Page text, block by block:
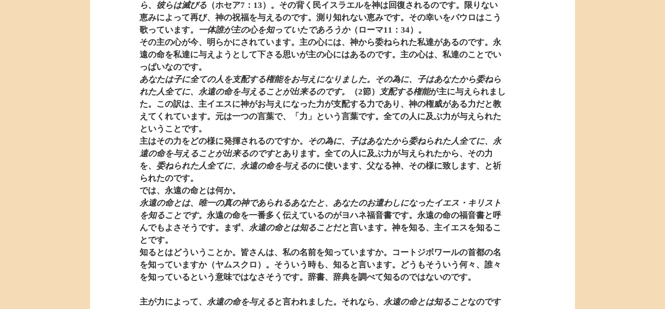
ら、彼らは滅びる （ホセア7：13）。その背く民イスラエルを神は回復されるのです。限りない
恵みによって再び、神の祝福を与えるのです。測り知れない恵みです。その幸いをパウロはこう
歌っています。
一体誰が主の心を知っていたであろうか（ローマ11：34）。
その主の心が今、明らかにされています。主の心には、神から委ねられた私達があるのです。永
遠の命を私達に与えようとして下さる思いが主の心にはあるのです。主の心は、私達のことでい
っぱいなのです。
あなたは子に全ての人を支配する権能をお与えになりました。その為に、子はあなたから委ねら
れた人全てに、永遠の命を与えることが出来るのです。
（2節） 支配する権能が主に与えられまし
た。この訳は、主イエスに神がお与えになった力が支配する力であり、神の権威がある力だと教
えてくれています。元は一つの言葉で、「力」という言葉です。全ての人に及ぶ力が与えられた
ということです。
主はその力をどの様に発揮されるのですか。
その為に、子はあなたから委ねられた人全てに、永
遠の命を与えることが出来るのですとあります。全ての人に及ぶ力が与えられたから、その力
を、 委ねられた人全てに、永遠の命を与えるのに使います、父なる神、その様に致します、と祈
られたのです。
では、永遠の命とは何か。
永遠の命とは、唯一の真の神であられるあなたと、あなたのお遣わしになったイエス・キリスト
を知ることです。 永遠の命を一番多く伝えているのがヨハネ福音書です。永遠の命の福音書と呼
んでもよさそうです。まず、 永遠の命とは知ることだと言います。神を知る、主イエスを知るこ
とです。
知るとはどういうことか。皆さんは、私の名前を知っていますか。コートジボワールの首都の名
を知っていますか（ヤムスクロ）。そういう時も、知ると言います。どうもそういう何々、誰々
を知っているという意味ではなさそうです。辞書、辞典を調べて知るのではないのです。
主が力によって、 永遠の命を与えると言われました。それなら、 永遠の命とは知ることなのです